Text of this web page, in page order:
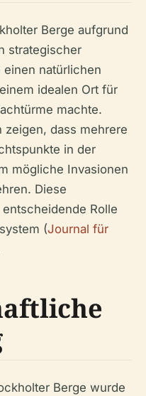
Berge aufgrund
strategischer
einen natürlichen
idealen Ort für
machte.
dass mehrere
in der
mögliche Invasionen
Diese
Rolle
(Journal für
Berge wurde